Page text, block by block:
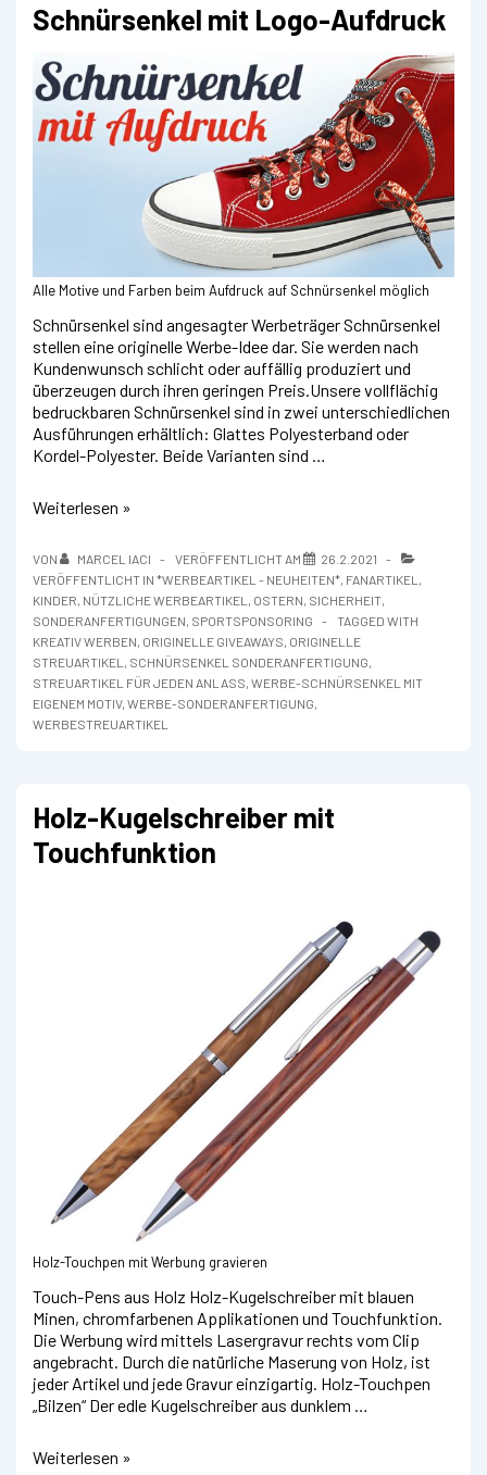
Schnürsenkel mit Logo-Aufdruck
Alle Motive und Farben beim Aufdruck auf Schnürsenkel möglich
Schnürsenkel sind angesagter Werbeträger Schnürsenkel
stellen eine originelle Werbe-Idee dar. Sie werden nach
Kundenwunsch schlicht oder auffällig produziert und
überzeugen durch ihren geringen Preis.Unsere vollflächig
bedruckbaren Schnürsenkel sind in zwei unterschiedlichen
Ausführungen erhältlich: Glattes Polyesterband oder
Kordel-Polyester. Beide Varianten sind …
Schnürsenkel
Logo-
Aufdruck
Weiterlesen »
VON MARCEL IACI VERÖFFENTLICHT AM
26.2.2021
VERÖFFENTLICHT IN *WERBEARTIKEL - NEUHEITEN* FANARTIKEL
KINDER NÜTZLICHE WERBEARTIKEL OSTERN SICHERHEIT
SONDERANFERTIGUNGEN SPORTSPONSORING
TAGGED WITH
KREATIV WERBEN ORIGINELLE GIVEAWAYS ORIGINELLE
STREUARTIKEL
SCHNÜRSENKEL SONDERANFERTIGUNG
STREUARTIKEL FÜR JEDEN ANLASS WERBE-SCHNÜRSENKEL MIT
EIGENEM MOTIV, WERBE-SONDERANFERTIGUNG
WERBESTREUARTIKEL
Holz-Kugelschreiber mit
Touchfunktion
Holz-Touchpen mit Werbung gravieren
Touch-Pens aus Holz Holz-Kugelschreiber mit blauen
Minen, chromfarbenen Applikationen und Touchfunktion.
Die Werbung wird mittels Lasergravur rechts vom Clip
angebracht. Durch die natürliche Maserung von Holz, ist
jeder Artikel und jede Gravur einzigartig. Holz-Touchpen
„Bilzen“ Der edle Kugelschreiber aus dunklem …
Holz-
Weiterlesen »